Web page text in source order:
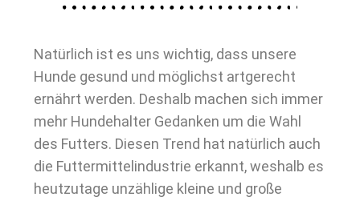
Natürlich ist es uns wichtig, dass unsere
Hunde gesund und möglichst artgerecht
ernährt werden. Deshalb machen sich immer
mehr Hundehalter Gedanken um die Wahl
des Futters. Diesen Trend hat natürlich auch
die Futtermittelindustrie erkannt, weshalb es
heutzutage unzählige kleine und große